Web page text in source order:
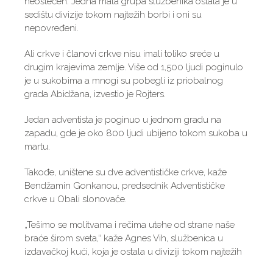
sedištu divizije tokom najtežih borbi i oni su
nepovređeni.
Ali crkve i članovi crkve nisu imali toliko sreće u
drugim krajevima zemlje. Više od 1,500 ljudi poginulo
je u sukobima a mnogi su pobegli iz priobalnog
grada Abidžana, izvestio je Rojters.
Jedan adventista je poginuo u jednom gradu na
zapadu, gde je oko 800 ljudi ubijeno tokom sukoba u
martu.
Takođe, uništene su dve adventističke crkve, kaže
Bendžamin Gonkanou, predsednik Adventističke
crkve u Obali slonovače.
„Tešimo se molitvama i rečima utehe od strane naše
braće širom sveta,“ kaže Agnes Vih, službenica u
izdavačkoj kući, koja je ostala u diviziji tokom najtežih